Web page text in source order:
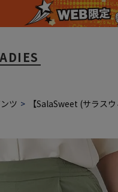
ツ 【SalaSweet (サラス